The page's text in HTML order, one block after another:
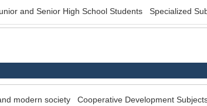
and Senior High School Students Specialized
modern society Cooperative Development